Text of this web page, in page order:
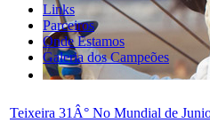
Links
Parceiros
Onde Estamos
Galeria dos Campeões
Teixeira 31Â° No Mundial de